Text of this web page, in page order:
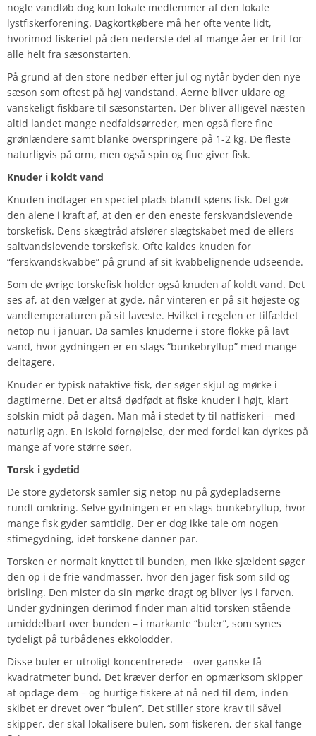
nogle vandløb dog kun lokale medlemmer af den lokale
lystfiskerforening. Dagkortkøbere må her ofte vente lidt,
hvorimod fiskeriet på den nederste del af mange åer er frit for
alle helt fra sæsonstarten.
På grund af den store nedbør efter jul og nytår byder den nye
sæson som oftest på høj vandstand. Åerne bliver uklare og
vanskeligt fiskbare til sæsonstarten. Der bliver alligevel næsten
altid landet mange nedfaldsørreder, men også flere fine
grønlændere samt blanke overspringere på 1-2 kg. De fleste
naturligvis på orm, men også spin og flue giver fisk.
Knuder i koldt vand
Knuden indtager en speciel plads blandt søens fisk. Det gør
den alene i kraft af, at den er den eneste ferskvandslevende
torskefisk. Dens skægtråd afslører slægtskabet med de ellers
saltvandslevende torskefisk. Ofte kaldes knuden for
“ferskvandskvabbe” på grund af sit kvabbelignende udseende.
Som de øvrige torskefisk holder også knuden af koldt vand. Det
ses af, at den vælger at gyde, når vinteren er på sit højeste og
vandtemperaturen på sit laveste. Hvilket i regelen er tilfældet
netop nu i januar. Da samles knuderne i store flokke på lavt
vand, hvor gydningen er en slags “bunkebryllup” med mange
deltagere.
Knuder er typisk nataktive fisk, der søger skjul og mørke i
dagtimerne. Det er altså dødfødt at fiske knuder i højt, klart
solskin midt på dagen. Man må i stedet ty til natfiskeri – med
naturlig agn. En iskold fornøjelse, der med fordel kan dyrkes på
mange af vore større søer.
Torsk i gydetid
De store gydetorsk samler sig netop nu på gydepladserne
rundt omkring. Selve gydningen er en slags bunkebryllup, hvor
mange fisk gyder samtidig. Der er dog ikke tale om nogen
stimegydning, idet torskene danner par.
Torsken er normalt knyttet til bunden, men ikke sjældent søger
den op i de frie vandmasser, hvor den jager fisk som sild og
brisling. Den mister da sin mørke dragt og bliver lys i farven.
Under gydningen derimod finder man altid torsken stående
umiddelbart over bunden – i markante “buler”, som synes
tydeligt på turbådenes ekkolodder.
Disse buler er utroligt koncentrerede – over ganske få
kvadratmeter bund. Det kræver derfor en opmærksom skipper
at opdage dem – og hurtige fiskere at nå ned til dem, inden
skibet er drevet over “bulen”. Det stiller store krav til såvel
skipper, der skal lokalisere bulen, som fiskeren, der skal fange